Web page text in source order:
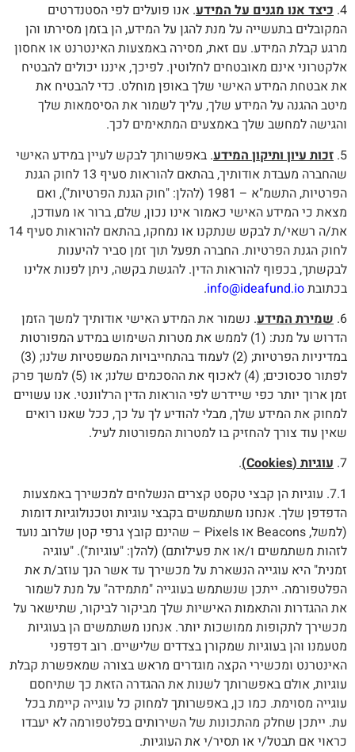
4. כיצד אנו מגנים על המידע. אנו פועלים לפי הסטנדרטים
המקובלים בתעשייה על מנת להגן על המידע, הן בזמן מסירתו והן
מרגע קבלת המידע. עם זאת, מסירה באמצעות האינטרנט או אחסון
אלקטרוני אינם מאובטחים לחלוטין. לפיכך, איננו יכולים להבטיח
את אבטחת המידע האישי שלך באופן מוחלט. כדי להבטיח את
מיטב ההגנה על המידע שלך, עליך לשמור את הסיסמאות שלך
והגישה למחשב שלך באמצעים המתאימים לכך.
5. זכות עיון ותיקון המידע. באפשרותך לבקש לעיין במידע האישי
שהחברה מעבדת אודותיך, בהתאם להוראות סעיף 13 לחוק הגנת
הפרטיות, התשמ"א – 1981 (להלן: "חוק הגנת הפרטיות"), ואם
מצאת כי המידע האישי כאמור אינו נכון, שלם, ברור או מעודכן,
את/ה רשאי/ת לבקש שנתקנו או נמחקו, בהתאם להוראות סעיף 14
לחוק הגנת הפרטיות. החברה תפעל תוך זמן סביר להיענות
לבקשתך, בכפוף להוראות הדין. להגשת בקשה, ניתן לפנות אלינו
בכתובתinfo@ideafund.io
.
6. שמירת המידע. נשמור את המידע האישי אודותיך למשך הזמן
הדרוש על מנת: (1) לממש את מטרות השימוש במידע המפורטות
במדיניות הפרטיות; (2) לעמוד בהתחייבויות המשפטיות שלנו; (3)
לפתור סכסוכים; (4) לאכוף את ההסכמים שלנו; או (5) למשך פרק
זמן ארוך יותר כפי שיידרש לפי הוראות הדין הרלוונטי. אנו עשויים
למחוק את המידע שלך, מבלי להודיע לך על כך, ככל שאנו רואים
שאין עוד צורך להחזיק בו למטרות המפורטות לעיל.
7. עוגיות (Cookies)
.
7.1. עוגיות הן קבצי טקסט קצרים הנשלחים למכשירך באמצעות
הדפדפן שלך. אנחנו משתמשים בקבצי עוגיות וטכנולוגיות דומות
(למשל, Beacons או Pixels – שהינם קובץ גרפי קטן שלרוב נועד
לזהות משתמשים ו/או את פעילותם) (להלן: "עוגיות"). "עוגיה
זמנית" היא עוגייה הנשארת על מכשירך עד אשר הנך עוזב/ת את
הפלטפורמה. ייתכן שנשתמש בעוגייה "מתמידה" על מנת לשמור
את ההגדרות והתאמות האישיות שלך מביקור לביקור, שתישאר על
מכשירך לתקופות ממושכות יותר. אנחנו משתמשים הן בעוגיות
מטעמנו והן בעוגיות שמקורן בצדדים שלישיים. רוב דפדפני
האינטרנט ומכשירי הקצה מוגדרים מראש בצורה שמאפשרת קבלת
עוגיות, אולם באפשרותך לשנות את ההגדרה הזאת כך שתיחסם
עוגייה מסוימת. כמו כן, באפשרותך למחוק כל עוגייה קיימת בכל
עת. ייתכן שחלק מהתכונות של השירותים בפלטפורמה לא יעבדו
כראוי אם תבטל/י או תסיר/י את העוגיות.